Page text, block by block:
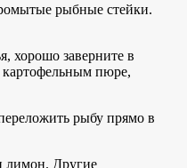
рыбные стейки.
хорошо заверните в
картофельным пюре,
рыбу прямо в
лимон. Другие